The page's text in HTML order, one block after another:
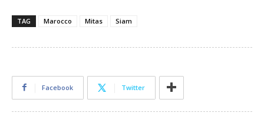
TAG Marocco Mitas Siam
Facebook Twitter